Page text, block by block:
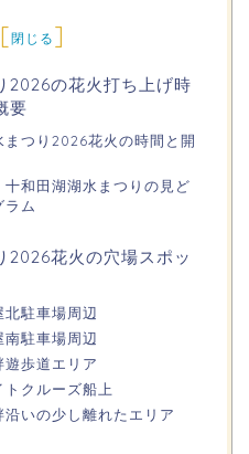
[閉じる ]
2026の花火打ち上げ時
要
まつり2026花火の時間と開
十和田湖湖水まつりの見ど
ラム
2026花火の穴場スポッ
北駐車場周辺
南駐車場周辺
遊歩道エリア
トクルーズ船上
沿いの少し離れたエリア